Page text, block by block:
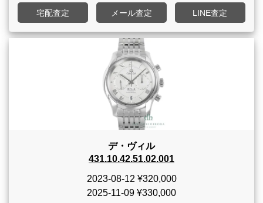
宅配査定 メール査定 LINE査定
デ・ヴィル
431.10.42.51.02.001
2023-08-12 ¥320,000
2025-11-09 ¥330,000